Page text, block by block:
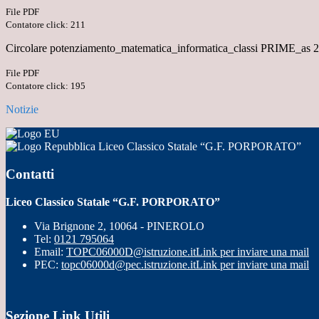
File PDF
Contatore click: 211
Circolare potenziamento_matematica_informatica_classi PRIME_as
File PDF
Contatore click: 195
Notizie
Liceo Classico Statale “G.F. PORPORATO”
Contatti
Liceo Classico Statale “G.F. PORPORATO”
Via Brignone 2, 10064 - PINEROLO
Tel: 0121 795064
Email: TOPC06000D@istruzione.itLink per inviare una mail
PEC: topc06000d@pec.istruzione.itLink per inviare una mail
Sezione Link Utili